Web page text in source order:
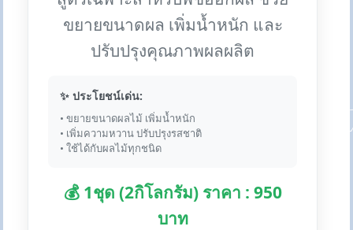
ขยายขนาดผล เพิ่มน้ำหนัก และ
ปรับปรุงคุณภาพผลผลิต
✨ ประโยชน์เด่น:
• ขยายขนาดผลไม้ เพิ่มน้ำหนัก
• เพิ่มความหวาน ปรับปรุงรสชาติ
• ใช้ได้กับผลไม้ทุกชนิด
💰 1ชุด (2กิโลกรัม) ราคา : 950
บาท